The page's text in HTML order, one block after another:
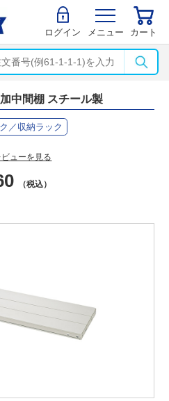
ログイン メニュー カート
中間棚 スチール製
／収納ラック
ビューを見る
（税込）